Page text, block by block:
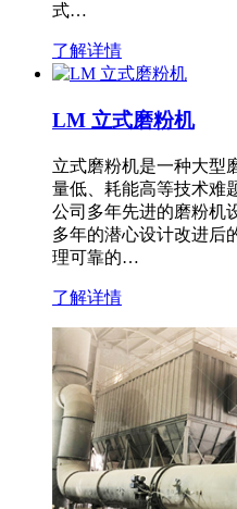
式…
了解详情
LM 立式磨粉机
立式磨粉机是一种大型
量低、耗能高等技术难
公司多年先进的磨粉机
多年的潜心设计改进后
理可靠的…
了解详情